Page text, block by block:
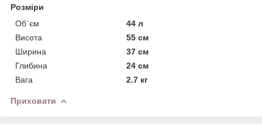
Розміри
Об`єм
44 л
Висота
55 см
Ширина
37 см
Глибина
24 см
Вага
2.7 кг
Приховати